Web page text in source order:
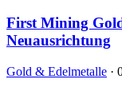
First Mining
Neuausrichtung
Gold & Edelmetalle ·